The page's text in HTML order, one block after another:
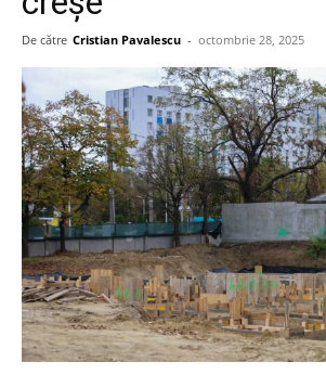
De către Cristian Pavalescu - octombrie 28, 2025